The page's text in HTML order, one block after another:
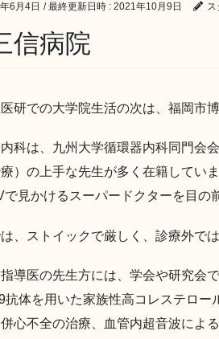
6月4日 / 最終更新日時 : 2021年10月9日 ス
信病院
研での大学院生活の次は、福岡市
科は、九州大学循環器内科同門会
）の上手な先生が多く在籍してい
で見かけるスーパードクターを目の
、ストイックで厳しく、診療外で
導医の先生方には、学会や研究会
抗体を用いた家族性高コレステロ
心不全の治療、血管内超音波によ